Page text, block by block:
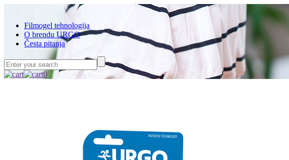
Filmogel tehnologija
O brendu URGO
Česta pitanja
0